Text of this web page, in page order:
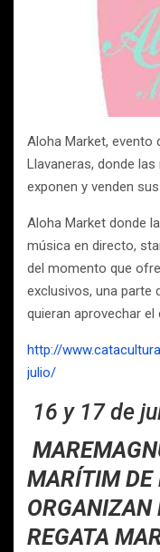
Aloha Market, evento
Llavaneras, donde
exponen y venden
Aloha Market donde
música en directo,
del momento que
exclusivos, una parte
quieran aprovechar el
http://
julio/
16 y 17 de
MARÍTIM DE
ORGANIZAN
REGATA